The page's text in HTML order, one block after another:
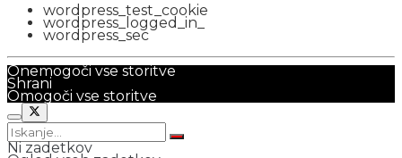
wordpress_test_cookie
wordpress_logged_in_
wordpress_sec
Onemogoči vse storitve
Shrani
Omogoči vse storitve
Ni zadetkov